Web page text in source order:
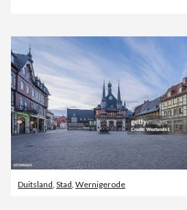
Duitsland Stad Wernigerode